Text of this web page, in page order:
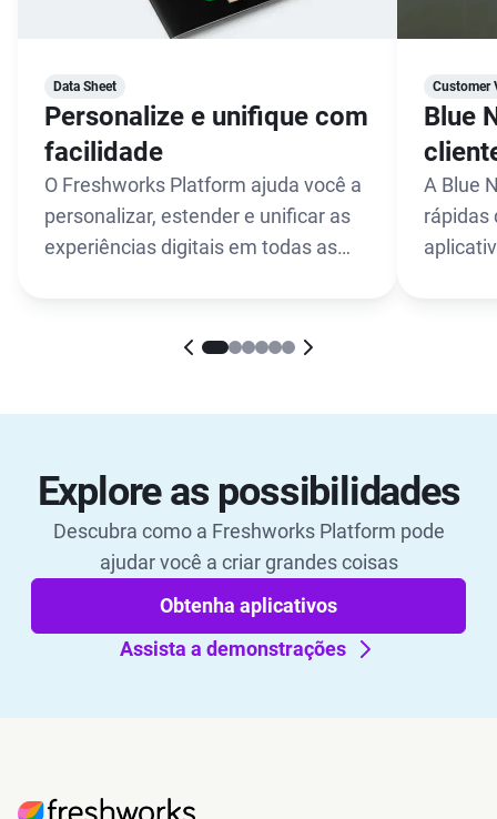
Data Sheet
Personalize e unifique com
facilidade
O Freshworks Platform ajuda você a
personalizar, estender e unificar as
experiências digitais em todas as
Customer
Blue
A Blue
rápidas
Explore as possibilidades
Descubra como a Freshworks Platform pode
ajudar você a criar grandes coisas
Obtenha aplicativos
Assista a demonstrações